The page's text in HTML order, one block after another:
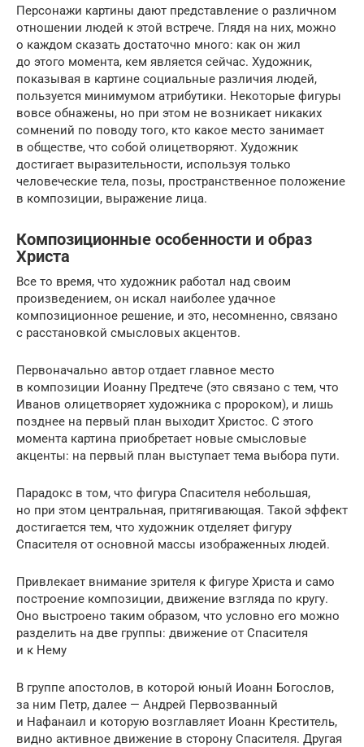
Персонажи картины дают представление о различном
отношении людей к этой встрече. Глядя на них, можно
о каждом сказать достаточно много: как он жил
до этого момента, кем является сейчас. Художник,
показывая в картине социальные различия людей,
пользуется минимумом атрибутики. Некоторые фигуры
вовсе обнажены, но при этом не возникает никаких
сомнений по поводу того, кто какое место занимает
в обществе, что собой олицетворяют. Художник
достигает выразительности, используя только
человеческие тела, позы, пространственное положение
в композиции, выражение лица.
Композиционные особенности и образ
Христа
Все то время, что художник работал над своим
произведением, он искал наиболее удачное
композиционное решение, и это, несомненно, связано
с расстановкой смысловых акцентов.
Первоначально автор отдает главное место
в композиции Иоанну Предтече (это связано с тем, что
Иванов олицетворяет художника с пророком), и лишь
позднее на первый план выходит Христос. С этого
момента картина приобретает новые смысловые
акценты: на первый план выступает тема выбора пути.
Парадокс в том, что фигура Спасителя небольшая,
но при этом центральная, притягивающая. Такой эффект
достигается тем, что художник отделяет фигуру
Спасителя от основной массы изображенных людей.
Привлекает внимание зрителя к фигуре Христа и само
построение композиции, движение взгляда по кругу.
Оно выстроено таким образом, что условно его можно
разделить на две группы: движение от Спасителя
и к Нему
В группе апостолов, в которой юный Иоанн Богослов,
за ним Петр, далее — Андрей Первозванный
и Нафанаил и которую возглавляет Иоанн Креститель,
видно активное движение в сторону Спасителя. Другая